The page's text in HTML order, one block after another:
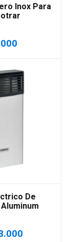
Inox Para
actual
es:
$80.000.
De